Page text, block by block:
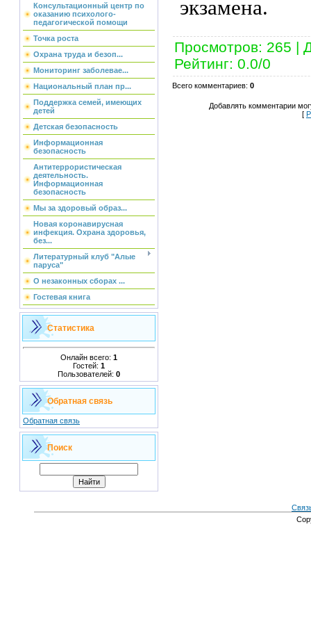
Консультационный центр по
оказанию психолого-
педагогической помощи
Точка роста
Охрана труда и безоп...
Мониторинг заболевае...
Национальный план пр...
Поддержка семей, имеющих
детей
Детская безопасность
Информационная
безопасность
Антитеррористическая
деятельность.
Информационная
безопасность
Мы за здоровый образ...
Новая коронавирусная
инфекция. Охрана здоровья,
без...
Литературный клуб "Алые
паруса"
О незаконных сборах ...
Гостевая книга
Статистика
Онлайн всего: 1
Гостей: 1
Пользователей: 0
Обратная связь
Обратная связь
Поиск
экзамена.
Просмотров: 265 |
Рейтинг: 0.0/0
Всего комментариев: 0
Добавлять комментарии
[